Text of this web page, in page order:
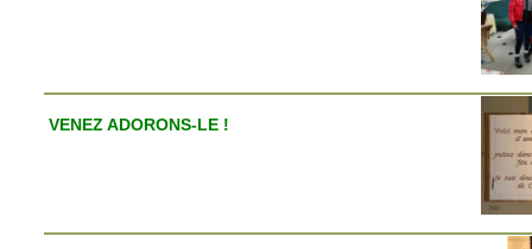
VENEZ ADORONS-LE !